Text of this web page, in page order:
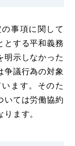
事項に関して
とする平和義務
明示しなかった
争議行為の対象
ます。そのた
いては労働協約
ます。